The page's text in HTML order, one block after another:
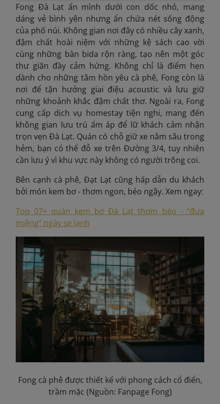
Fong Đà Lạt ẩn mình dưới con dốc nhỏ, mang
dáng vẻ bình yên nhưng ẩn chứa nét sống động
của phố núi. Không gian nơi đây có nhiều cây xanh,
đậm chất hoài niệm với những kệ sách cao vời
cùng những bàn bida rộn ràng, tạo nên một góc
thư giãn đầy cảm hứng. Không chỉ là điểm hẹn
dành cho những tâm hồn yêu cà phê, Fong còn là
nơi để tận hưởng giai điệu acoustic và lưu giữ
những khoảnh khắc đậm chất thơ. Ngoài ra, Fong
cung cấp dịch vụ homestay tiện nghi, mang đến
không gian lưu trú ấm áp để lữ khách cảm nhận
trọn vẹn Đà Lạt. Quán có chỗ giữ xe nằm sâu trong
hẻm, bạn có thể đỗ xe trên Đường3/4, tuy nhiên
cần lưu ý vì khu vực này không có người trông coi.
Bên cạnh cà phê, Đạt Lạt cũng hấp dẫn du khách
bởi món kem bơ - thơm ngon, béo ngậy. Xem ngay:
Top 07+ quán kem bơ Đà Lạt thơm béo - “đưa
miệng” ngày se lạnh
Fong cà phê được thiết kế với phong cách cổ điển,
trầm mặc (Nguồn: Fanpage Fong)